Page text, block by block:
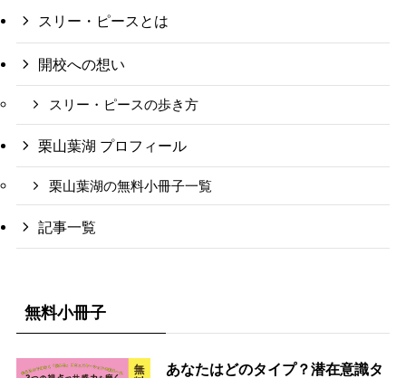
スリー・ピースとは
開校への想い
スリー・ピースの歩き方
栗山葉湖 プロフィール
栗山葉湖の無料小冊子一覧
記事一覧
無料小冊子
あなたはどのタイプ？潜在意識タ